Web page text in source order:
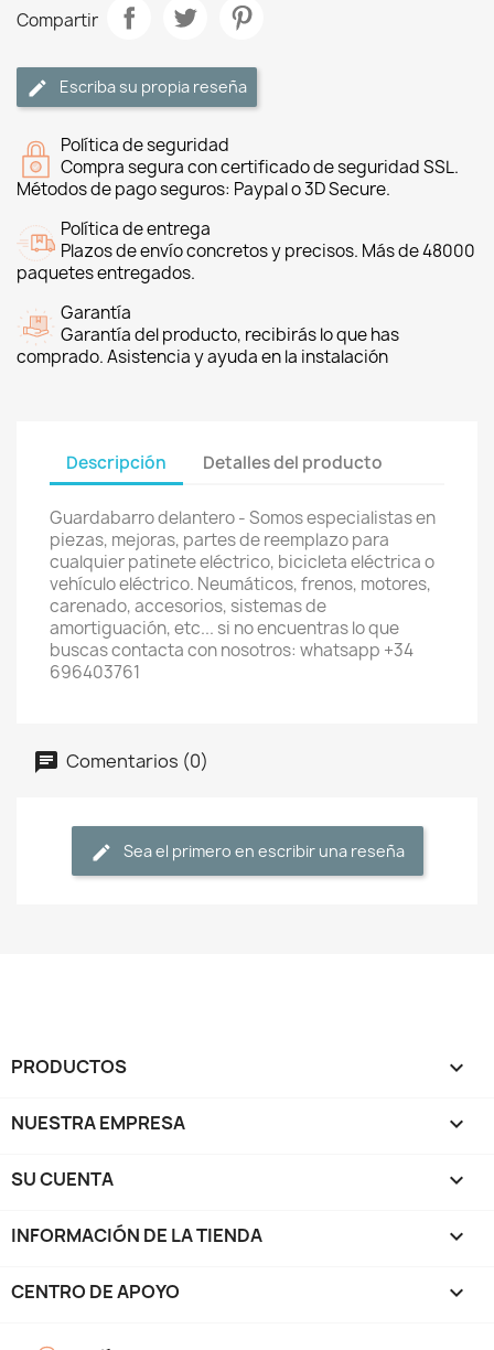
Compartir
Escriba su propia reseña
Política de seguridad
Compra segura con certificado de seguridad SSL.
Métodos de pago seguros: Paypal o 3D Secure.
Política de entrega
Plazos de envío concretos y precisos. Más de 48000
paquetes entregados.
Garantía
Garantía del producto, recibirás lo que has
comprado. Asistencia y ayuda en la instalación
Descripción Detalles del producto
Guardabarro delantero - Somos especialistas en
piezas, mejoras, partes de reemplazo para
cualquier patinete eléctrico, bicicleta eléctrica o
vehículo eléctrico. Neumáticos, frenos, motores,
carenado, accesorios, sistemas de
amortiguación, etc... si no encuentras lo que
buscas contacta con nosotros: whatsapp +34
696403761
Comentarios (0)
Sea el primero en escribir una reseña
PRODUCTOS 
NUESTRA EMPRESA 
SU CUENTA 
INFORMACIÓN DE LA TIENDA keyboard_arrow_down
CENTRO DE APOYO 